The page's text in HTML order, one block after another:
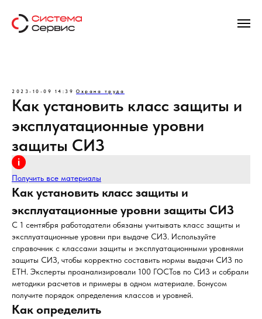
2023-10-09 14:39 Охрана труда
Как установить класс защиты и
эксплуатационные уровни
защиты СИЗ
Получить все материалы
Как установить класс защиты и
эксплуатационные уровни защиты СИЗ
С 1 сентября работодатели обязаны учитывать класс защиты и
эксплуатационные уровни при выдаче СИЗ. Используйте
справочник с классами защиты и эксплуатационными уровнями
защиты СИЗ, чтобы корректно составить нормы выдачи СИЗ по
ЕТН. Эксперты проанализировали 100 ГОСТов по СИЗ и собрали
методики расчетов и примеры в одном материале. Бонусом
получите порядок определения классов и уровней.
Как определить